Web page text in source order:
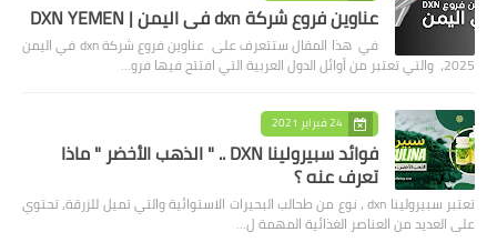
عناوين فروع شركة dxn في اليمن | DXN YEMEN
في هذا المقال ستتعرف على عناوين فروع شركة dxn في اليمن
2025، والتي تعتبر من أوائل الدول العربية التي افتتح فيها فرو…
24 فبراير 2021
فوائد سبيرولينا DXN .. " الذهب الأخضر " ماذا
تعرف عنه ؟
تعتبر سبيرولينا dxn ، نوع من طحالب البحيرات الاستوائية والتي تميل للزرقة، تحتوي
على العديد من العناصر الغذائية المهمة ل…